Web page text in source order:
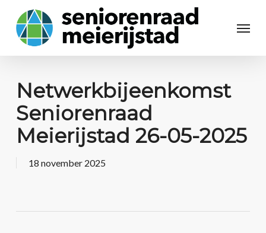
Netwerkbijeenkomst
Seniorenraad
Meierijstad 26-05-2025
18 november 2025